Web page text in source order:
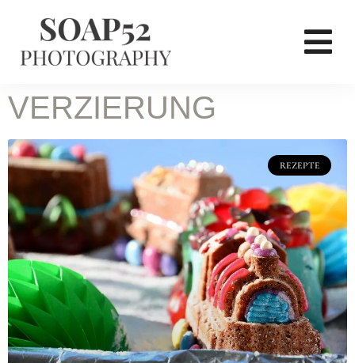
VERZIERUNG
REZEPTE